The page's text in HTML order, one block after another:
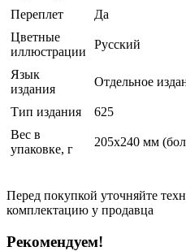
Переплет
Да
Цветные
иллюстрации
Русский
Язык
издания
Отдельное
Тип издания
625
Вес в
упаковке, г
205x240 мм
Перед покупкой уточняйте
комплектацию у продавца
Рекомендуем!